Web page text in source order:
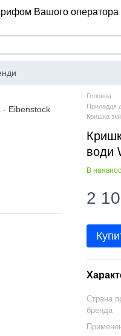
Вашого оператора
Головна
Приладдя
Кришка
води
В
2
Страна
бренда